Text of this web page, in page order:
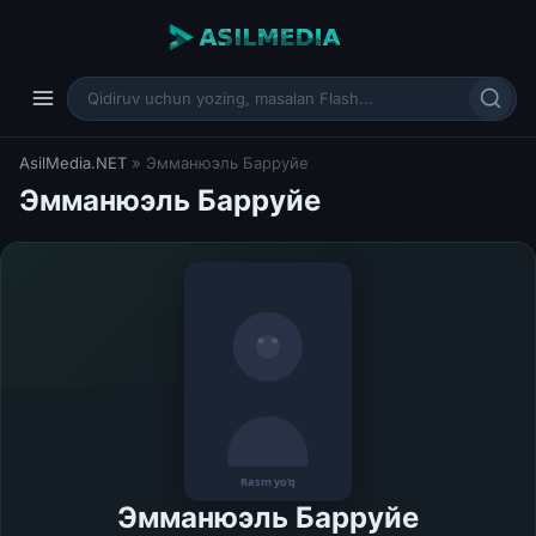
AsilMedia.NET » Эмманюэль Барруйе
Эмманюэль Барруйе
Эмманюэль Барруйе